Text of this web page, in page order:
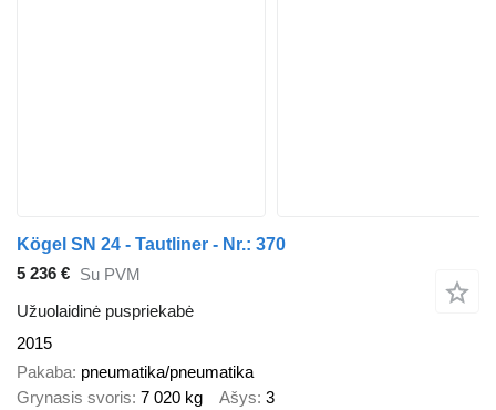
Kögel SN 24 - Tautliner - Nr.: 370
5 236 € Su PVM
Užuolaidinė puspriekabė
2015
Pakaba pneumatika/pneumatika
Grynasis svoris 7 020 kg Ašys 3